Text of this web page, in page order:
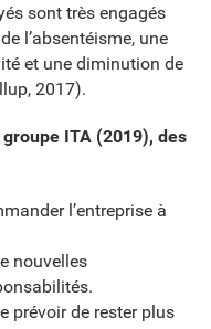
sont très engagés
l’absentéisme, une
et une diminution de
2017).
ITA (2019), des
l’entreprise à
nouvelles
prévoir de rester plus